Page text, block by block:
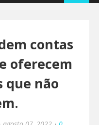
contas
oferecem
que não